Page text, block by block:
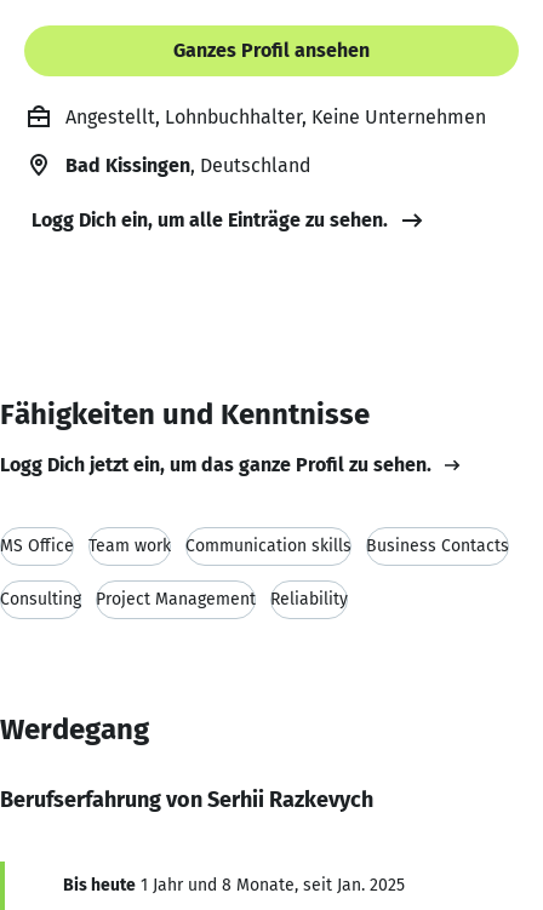
Ganzes Profil ansehen
Angestellt, Lohnbuchhalter, Keine Unternehmen
Bad Kissingen, Deutschland
Logg Dich ein, um alle Einträge zu sehen.
Fähigkeiten und Kenntnisse
Logg Dich jetzt ein, um das ganze Profil zu sehen.
MS Office Team work Communication skills Business Contacts
Consulting Project Management Reliability
Werdegang
Berufserfahrung von Serhii Razkevych
Bis heute 1 Jahr und 8 Monate, seit Jan. 2025